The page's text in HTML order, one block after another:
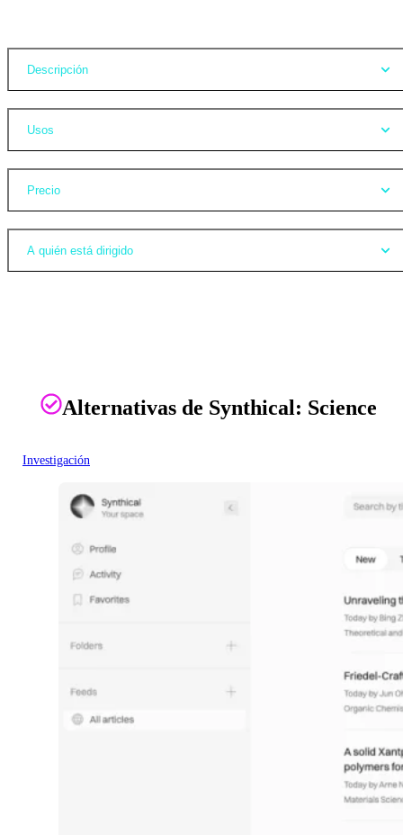
Descripción
Usos
Precio
A quién está dirigido
Alternativas de Synthical: Science
Investigación